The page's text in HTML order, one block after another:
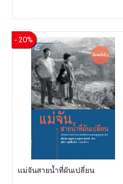
- 20%
แม่จันสายน้ำที่ผันเปลี่ยน